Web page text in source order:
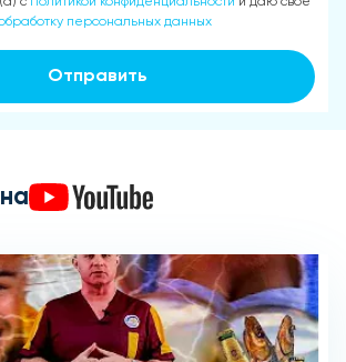
персональных данных
Отправить